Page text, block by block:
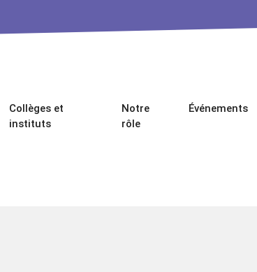
Collèges et
instituts
Notre
rôle
Événements